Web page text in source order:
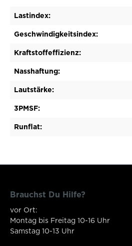
Lastindex:
Geschwindigkeitsindex:
Kraftstoffeffizienz:
Nasshaftung:
Lautstärke:
3PMSF:
Runflat:
Brauchst Du Hilfe?
vor Ort:
Montag bis Freitag 10-16 Uhr
Samstag 10-13 Uhr